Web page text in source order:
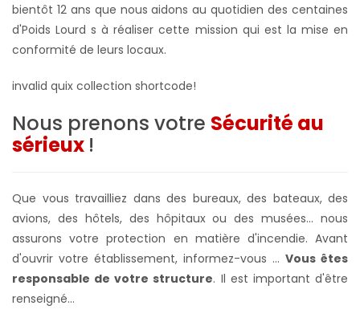
bientôt 12 ans que nous aidons au quotidien des centaines
d'Poids Lourd s à réaliser cette mission qui est la mise en
conformité de leurs locaux.
invalid quix collection shortcode!
Nous prenons votre Sécurité au
sérieux !
Que vous travailliez dans des bureaux, des bateaux, des
avions, des hôtels, des hôpitaux ou des musées... nous
assurons votre protection en matière d'incendie. Avant
d'ouvrir votre établissement, informez-vous ... Vous êtes
responsable de votre structure. Il est important d'être
renseigné...